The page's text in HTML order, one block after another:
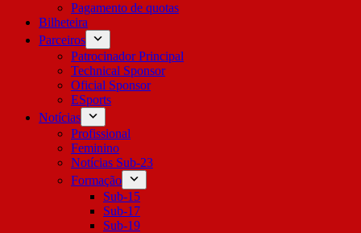
Pagamento de quotas
Bilheteira
Parceiros
Patrocinador Principal
Technical Sponsor
Oficial Sponsor
ESports
Notícias
Profissional
Feminino
Notícias Sub-23
Formação
Sub-15
Sub-17
Sub-19